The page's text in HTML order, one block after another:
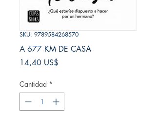
SKU: 9789584268570
A 677 KM DE CASA
14,40 US$
Cantidad *